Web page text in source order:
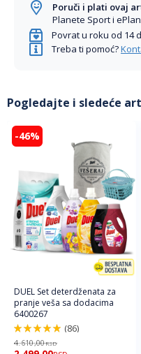
Poruči i plati ovaj
Planete Sport i
Povrat u roku od 14
Treba ti pomoć?
Pogledajte i sledeće
-46%
DUEL Set deterdženata za
pranje veša sa dodacima
6400267
98%
(86)
4.610,00RSD